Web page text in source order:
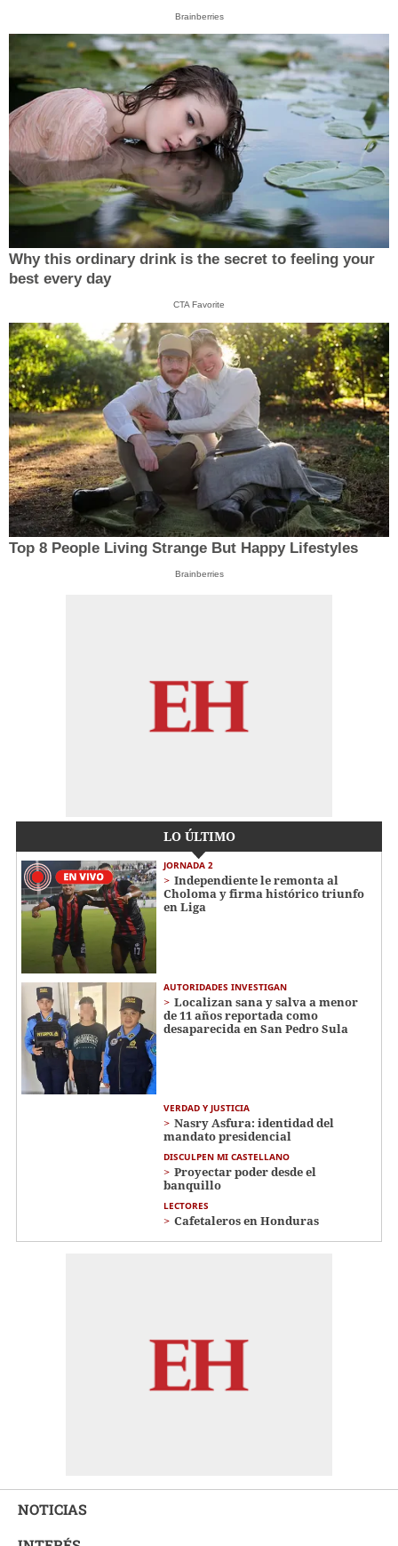
Brainberries
Why this ordinary drink is the secret to feeling your
best every day
CTA Favorite
Top 8 People Living Strange But Happy Lifestyles
Brainberries
LO ÚLTIMO
JORNADA 2
Independiente le remonta al
Choloma y firma histórico triunfo
en Liga
AUTORIDADES INVESTIGAN
Localizan sana y salva a menor
de 11 años reportada como
desaparecida en San Pedro Sula
VERDAD Y JUSTICIA
Nasry Asfura: identidad del
mandato presidencial
DISCULPEN MI CASTELLANO
Proyectar poder desde el
banquillo
LECTORES
Cafetaleros en Honduras
NOTICIAS